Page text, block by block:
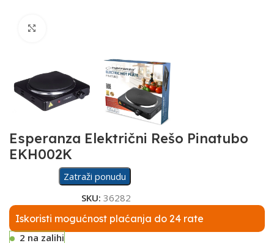
Esperanza Električni Rešo Pinatubo
EKH002K
Zatraži ponudu
SKU: 36282
Iskoristi mogućnost plaćanja do 24 rate
2 na zalihi